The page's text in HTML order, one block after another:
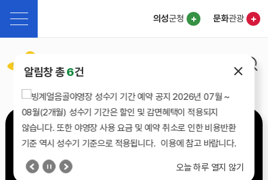
빙계얼음골야영장
의성군청 문화관광
알림창 총6건
오늘 하루 열지 않기
Uiseong Gun Ice Valley